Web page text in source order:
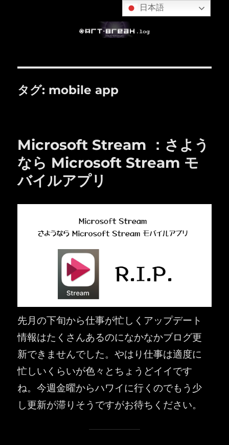
タグ: mobile app
Microsoft Stream ：さよう
なら Microsoft Stream モ
バイルアプリ
先月の下旬から仕事が忙しくアップデート
情報はたくさんあるのになかなかブログ更
新できませんでした。やはり仕事は適度に
忙しいくらいが色々とちょうどイイです
ね。今週金曜からハワイに行くのでもう少
し更新が滞りそうですがお待ちください。
日本語